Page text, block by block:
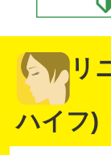
リ
ハイフ)